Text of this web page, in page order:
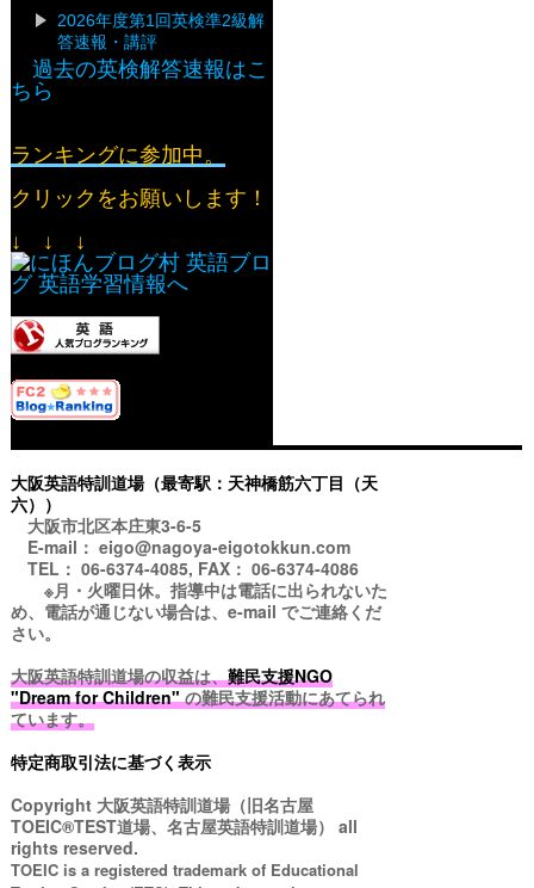
2026年度第1回英検準2級解
答速報・講評
過去の英検解答速報はこ
ちら
ランキングに参加中。
クリックをお願いします！
↓ ↓ ↓
大阪英語特訓道場（最寄駅：天神橋筋六丁目（天
六））
大阪市北区本庄東3-6-5
E-mail： eigo@nagoya-eigotokkun.com
TEL： 06-6374-4085, FAX： 06-6374-4086
※月・火曜日休。指導中は電話に出られないた
め、電話が通じない場合は、e-mail でご連絡くだ
さい。
大阪英語特訓道場の収益は、難民支援NGO
"Dream for Children"の難民支援活動にあてられ
ています。
特定商取引法に基づく表示
Copyright 大阪英語特訓道場（旧名古屋
TOEIC®TEST道場、名古屋英語特訓道場） all
rights reserved.
TOEIC is a registered trademark of Educational